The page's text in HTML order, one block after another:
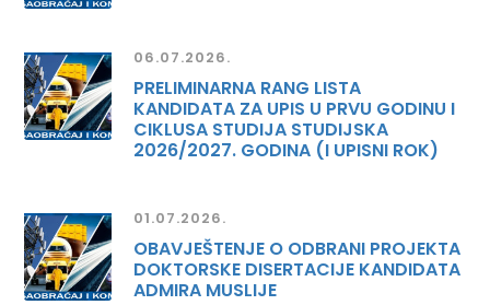
06.07.2026.
PRELIMINARNA RANG LISTA
KANDIDATA ZA UPIS U PRVU GODINU I
CIKLUSA STUDIJA STUDIJSKA
2026/2027. GODINA (I UPISNI ROK)
01.07.2026.
OBAVJEŠTENJE O ODBRANI PROJEKTA
DOKTORSKE DISERTACIJE KANDIDATA
ADMIRA MUSLIJE